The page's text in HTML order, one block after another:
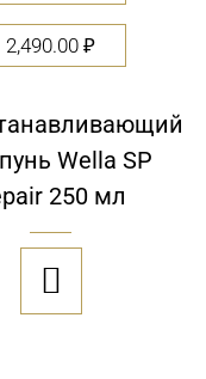
2,490.00 ₽
Wella SP
250 мл
